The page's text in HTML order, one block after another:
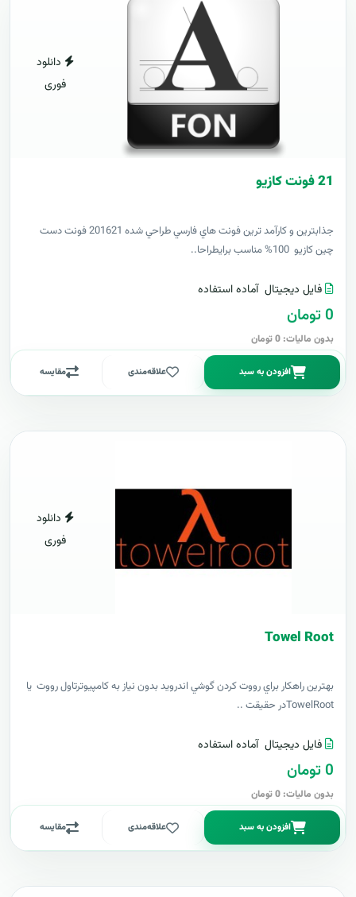
دانلود
فوری
21 فونت کازيو
جذابترين و کارآمد ترين فونت هاي فارسي طراحي شده 201621 فونت دست
چين کازيو 100% مناسب برايطراحا..
فایل دیجیتال آماده استفاده
0 تومان
بدون مالیات: 0 تومان
افزودن به سبد علاقه‌مندی مقایسه
دانلود
فوری
Towel Root
بهترين راهکار براي رووت کردن گوشي اندرويد بدون نياز به کامپيوترتاول رووت يا
TowelRootدر حقيقت ..
فایل دیجیتال آماده استفاده
0 تومان
بدون مالیات: 0 تومان
افزودن به سبد علاقه‌مندی مقایسه